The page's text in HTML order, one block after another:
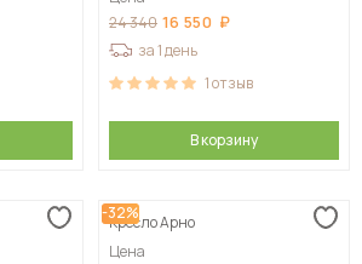
24 340 16 550
за 1 день
1отзыв
В корзину
-32%
Кресло Арно
Цена